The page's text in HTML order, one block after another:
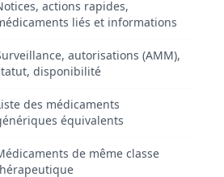
actions rapides,
liés et informations
autorisations (AMM),
disponibilité
des médicaments
équivalents
de même classe